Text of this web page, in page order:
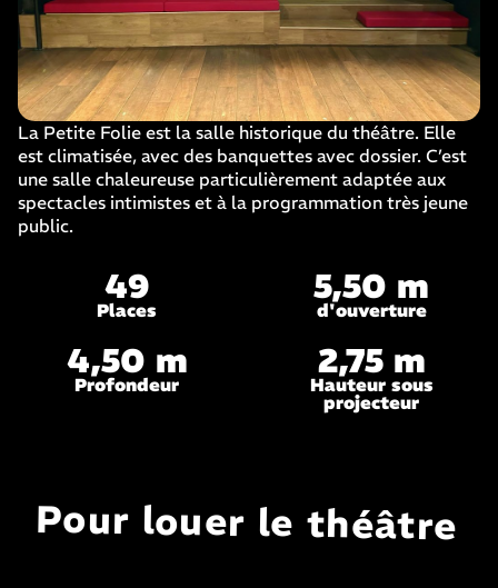
La Petite Folie est la salle historique du théâtre. Elle
est climatisée, avec des banquettes avec dossier. C’est
une salle chaleureuse particulièrement adaptée aux
spectacles intimistes et à la programmation très jeune
public.
49
Places
5,50 m
d'ouverture
4,50 m
Profondeur
2,75 m
Hauteur sous
projecteur
Pour louer le théâtre